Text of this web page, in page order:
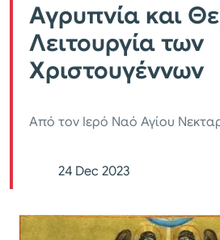
Αγρυπνία και
Λειτουργία των
Χριστουγέννων
Από τον Ιερό Ναό Αγίου
24 Dec 2023